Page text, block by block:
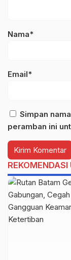
Nama*
Email*
Simpan
peramban ini